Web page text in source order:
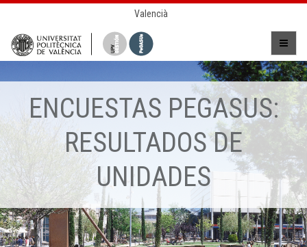
Valencià
ENCUESTAS PEGASUS:
RESULTADOS DE
UNIDADES